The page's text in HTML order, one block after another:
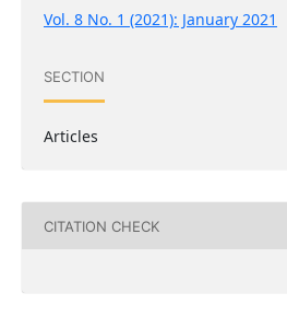
Vol. 8 No. 1 (2021): January 2021
SECTION
Articles
CITATION CHECK